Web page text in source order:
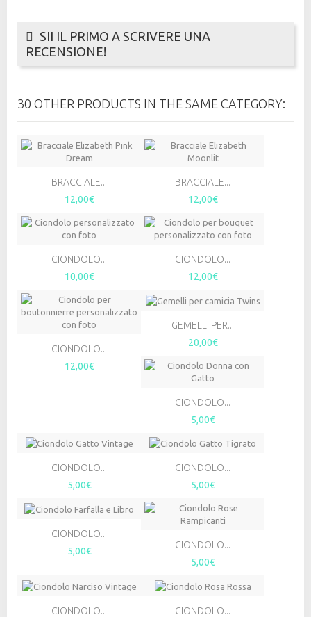
SII IL PRIMO A SCRIVERE UNA
RECENSIONE!
30 OTHER PRODUCTS IN THE SAME CATEGORY:
BRACCIALE...
12,00€
BRACCIALE...
12,00€
CIONDOLO...
10,00€
CIONDOLO...
12,00€
CIONDOLO...
12,00€
GEMELLI PER...
20,00€
CIONDOLO...
5,00€
CIONDOLO...
5,00€
CIONDOLO...
5,00€
CIONDOLO...
5,00€
CIONDOLO...
5,00€
CIONDOLO... CIONDOLO...